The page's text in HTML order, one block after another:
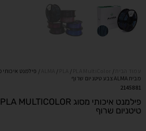
/
/ /
מבית ALMA צבע טיטניום שרוף
2145881
טיטניום שרוף